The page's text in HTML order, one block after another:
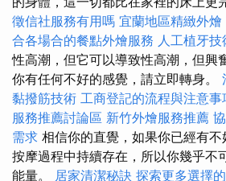
徵信社服務有用嗎 宜蘭地區精緻外燴
合各場合的餐點外燴服務 人工植牙技
性高潮，但它可以導致性高潮，但興
你有任何不好的感覺，請立即轉身。
黏撥筋技術 工商登記的流程與注意事
服務推薦討論區 新竹外燴服務推薦
需求 相信你的直覺，如果你已經有
按摩過程中持續存在，所以你幾乎不
能量。 居家清潔秘訣 探索更多選擇